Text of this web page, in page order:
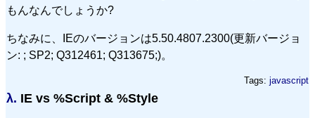
もんなんでしょうか?
ちなみに、IEのバージョンは5.50.4807.2300(更新バージョ
ン: ; SP2; Q312461; Q313675;)。
Tags: javascript
λ. IE vs %Script & %Style